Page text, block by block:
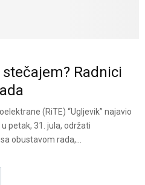
Radnici
(RiTE) “Ugljevik” najavio
petak, 31. jula, održati
obustavom rada,...